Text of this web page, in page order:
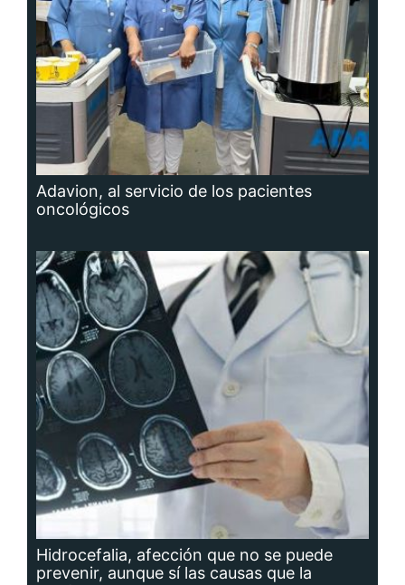
Adavion, al servicio de los pacientes
oncológicos
Hidrocefalia, afección que no se puede
prevenir, aunque sí las causas que la
producen